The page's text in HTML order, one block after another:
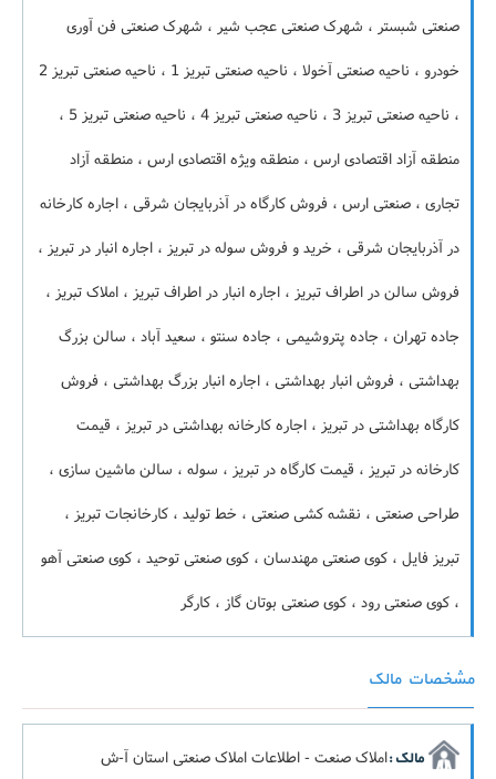
صنعتی شبستر ، شهرک صنعتی عجب شیر ، شهرک صنعتی فن آوری
خودرو ، ناحیه صنعتی آخولا ، ناحیه صنعتی تبریز 1 ، ناحیه صنعتی تبریز 2
، ناحیه صنعتی تبریز 3 ، ناحیه صنعتی تبریز 4 ، ناحیه صنعتی تبریز 5 ،
منطقه آزاد اقتصادی ارس ، منطقه ویژه اقتصادی ارس ، منطقه آزاد
تجاری ، صنعتی ارس ، فروش کارگاه در آذربایجان شرقی ، اجاره کارخانه
در آذربایجان شرقی ، خرید و فروش سوله در تبریز ، اجاره انبار در تبریز ،
فروش سالن در اطراف تبریز ، اجاره انبار در اطراف تبریز ، املاک تبریز ،
جاده تهران ، جاده پتروشیمی ، جاده سنتو ، سعید آباد ، سالن بزرگ
بهداشتی ، فروش انبار بهداشتی ، اجاره انبار بزرگ بهداشتی ، فروش
کارگاه بهداشتی در تبریز ، اجاره کارخانه بهداشتی در تبریز ، قیمت
کارخانه در تبریز ، قیمت کارگاه در تبریز ، سوله ، سالن ماشین سازی ،
طراحی صنعتی ، نقشه کشی صنعتی ، خط تولید ، کارخانجات تبریز ،
تبریز فایل ، کوی صنعتی مهندسان ، کوی صنعتی توحید ، کوی صنعتی آهو
، کوی صنعتی رود ، کوی صنعتی بوتان گاز ، کارگر
مشخصات مالک
مالک :املاک صنعت - اطلاعات املاک صنعتی استان آ-ش